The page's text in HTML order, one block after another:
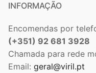
INFORMAÇÃO
Encomendas por
(+351) 92 681 3928
Chamada para rede
Email: geral@viril.pt